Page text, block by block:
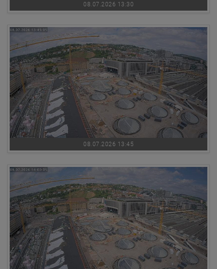
08.07.2026 13:30
08.07.2026 13:45